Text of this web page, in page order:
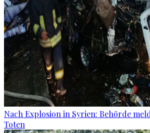
Nach Explosion in Syrien: Behörde
Toten